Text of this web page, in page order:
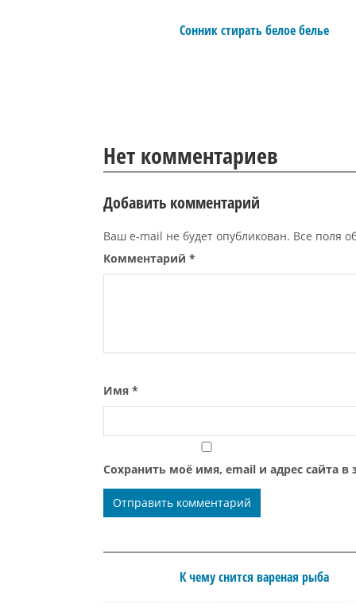
Сонник стирать белое белье
Нет комментариев
Добавить комментарий
Ваш e-mail не будет опубликован. Все поля
Комментарий *
Имя *
Сохранить моё имя, email и адрес сайта
К чему снится вареная рыба